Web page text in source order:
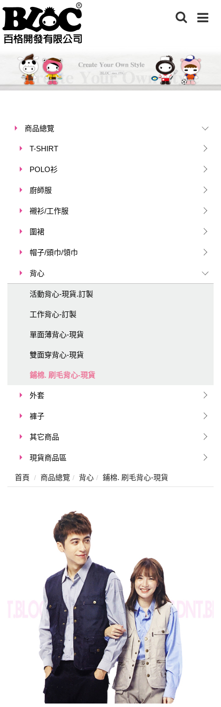
商品總覽
T-SHIRT
POLO衫
廚師服
襯衫/工作服
圍裙
帽子/頭巾/領巾
背心
活動背心-現貨.訂製
工作背心-訂製
單面薄背心-現貨
雙面穿背心-現貨
鋪棉. 刷毛背心-現貨
外套
褲子
其它商品
現貨商品區
首頁 商品總覽 背心 鋪棉. 刷毛背心-現貨